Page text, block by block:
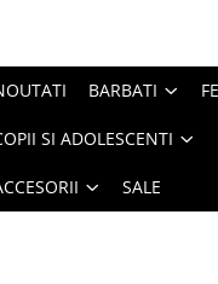
BARBATI
SI ADOLESCENTI
SALE